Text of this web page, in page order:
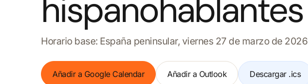
hispanohablantes
Horario base: España peninsular, viernes 27 de marzo de 2026
Añadir a Google Calendar Añadir a Outlook Descargar .ics